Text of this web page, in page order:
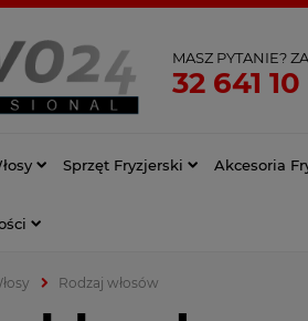
MASZ PYTANIE?
32 641
Sprzęt Fryzjerski Akcesoria
Rodzaj włosów